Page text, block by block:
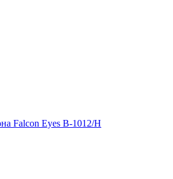
Falcon Eyes В-1012/H